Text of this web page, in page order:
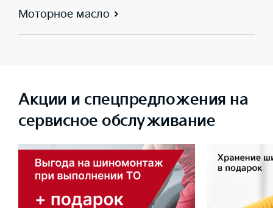
Моторное масло
Акции и спецпредложения на
сервисное обслуживание